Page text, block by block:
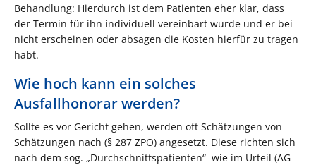
Behandlung: Hierdurch ist dem Patienten eher klar, dass
der Termin für ihn individuell vereinbart wurde und er bei
nicht erscheinen oder absagen die Kosten hierfür zu tragen
habt.
Wie hoch kann ein solches
Ausfallhonorar werden?
Sollte es vor Gericht gehen, werden oft Schätzungen von
Schätzungen nach (§ 287 ZPO) angesetzt. Diese richten sich
nach dem sog. „Durchschnittspatienten“ wie im Urteil (AG